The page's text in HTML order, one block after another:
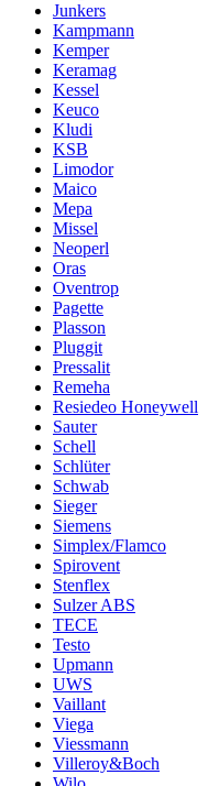
Junkers
Kampmann
Kemper
Keramag
Kessel
Keuco
Kludi
KSB
Limodor
Maico
Mepa
Missel
Neoperl
Oras
Oventrop
Pagette
Plasson
Pluggit
Pressalit
Remeha
Resiedeo Honeywell
Sauter
Schell
Schlüter
Schwab
Sieger
Siemens
Simplex/Flamco
Spirovent
Stenflex
Sulzer ABS
TECE
Testo
Upmann
UWS
Vaillant
Viega
Viessmann
Villeroy&Boch